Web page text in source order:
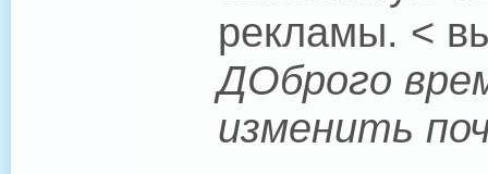
рекламы. <
ДОброго
изменить